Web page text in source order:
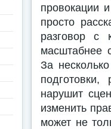
провокации
просто
разговор с
масштабнее
За
нарушит
изменить
может не